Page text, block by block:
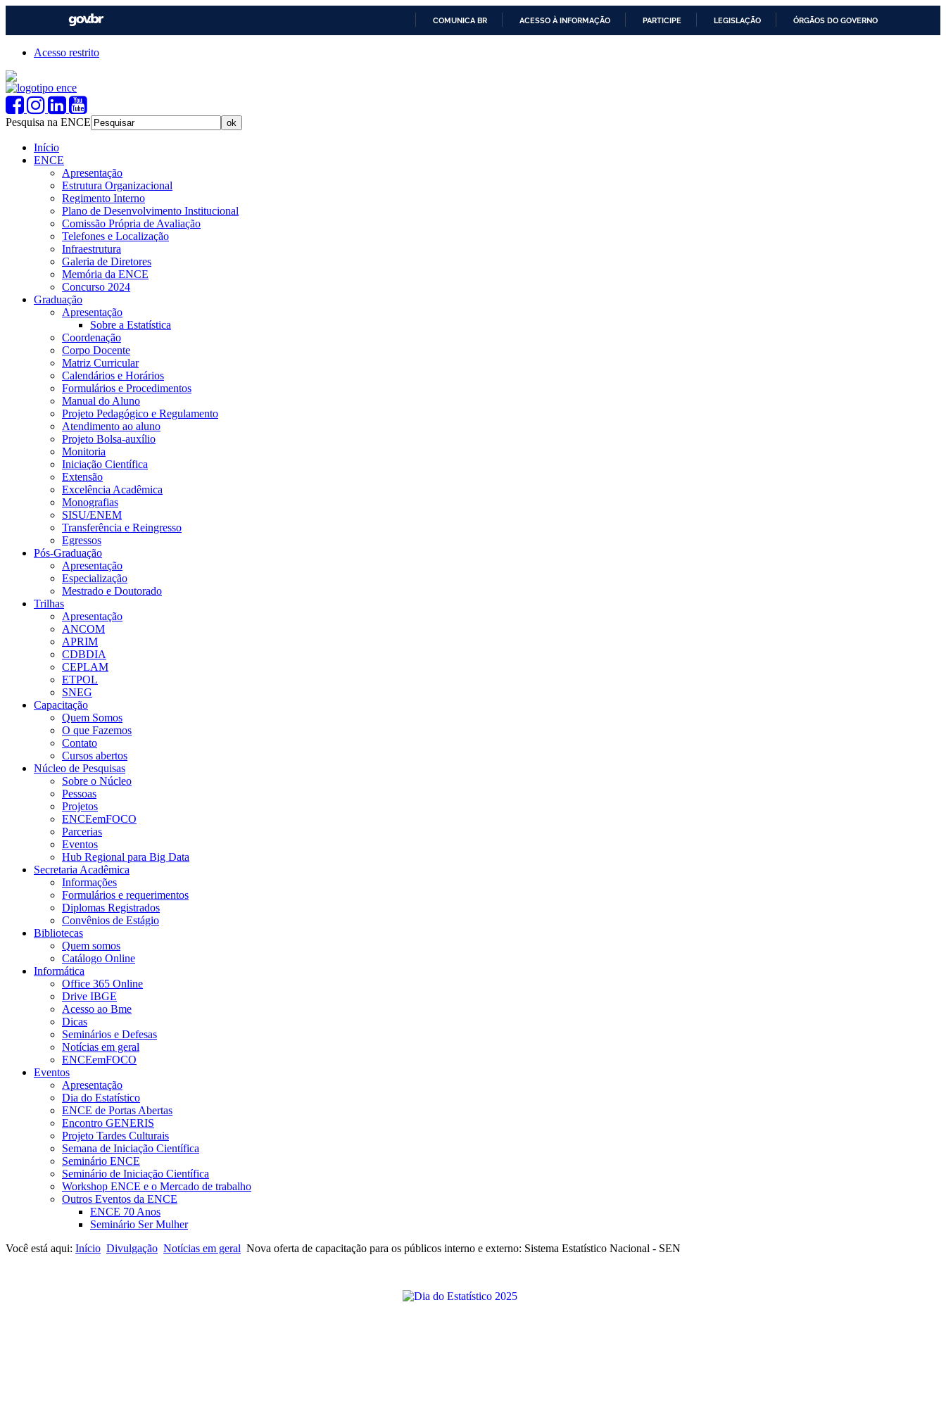
COMUNICA BR ACESSO À INFORMAÇÃO PARTICIPE LEGISLAÇÃO ÓRGÃOS DO GOVERNO
Acesso restrito
Pesquisa na ENCE
Início
ENCE
Apresentação
Estrutura Organizacional
Regimento Interno
Plano de Desenvolvimento Institucional
Comissão Própria de Avaliação
Telefones e Localização
Infraestrutura
Galeria de Diretores
Memória da ENCE
Concurso 2024
Graduação
Apresentação
Sobre a Estatística
Coordenação
Corpo Docente
Matriz Curricular
Calendários e Horários
Formulários e Procedimentos
Manual do Aluno
Projeto Pedagógico e Regulamento
Atendimento ao aluno
Projeto Bolsa-auxílio
Monitoria
Iniciação Científica
Extensão
Excelência Acadêmica
Monografias
SISU/ENEM
Transferência e Reingresso
Egressos
Pós-Graduação
Apresentação
Especialização
Mestrado e Doutorado
Trilhas
Apresentação
ANCOM
APRIM
CDBDIA
CEPLAM
ETPOL
SNEG
Capacitação
Quem Somos
O que Fazemos
Contato
Cursos abertos
Núcleo de Pesquisas
Sobre o Núcleo
Pessoas
Projetos
ENCEemFOCO
Parcerias
Eventos
Hub Regional para Big Data
Secretaria Acadêmica
Informações
Formulários e requerimentos
Diplomas Registrados
Convênios de Estágio
Bibliotecas
Quem somos
Catálogo Online
Informática
Office 365 Online
Drive IBGE
Acesso ao Bme
Dicas
Seminários e Defesas
Notícias em geral
ENCEemFOCO
Eventos
Apresentação
Dia do Estatístico
ENCE de Portas Abertas
Encontro GENERIS
Projeto Tardes Culturais
Semana de Iniciação Científica
Seminário ENCE
Seminário de Iniciação Científica
Workshop ENCE e o Mercado de trabalho
Outros Eventos da ENCE
ENCE 70 Anos
Seminário Ser Mulher
Você está aqui: Início Divulgação Notícias em geral Nova oferta de capacitação para os públicos interno e externo: Sistema Estatístico Nacional - SEN